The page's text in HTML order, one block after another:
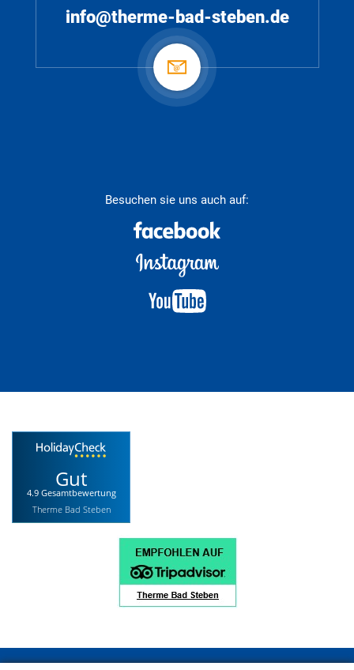
info@therme-bad-steben.de
Besuchen sie uns auch auf:
Gut
4.9 Gesamtbewertung
Therme Bad Steben